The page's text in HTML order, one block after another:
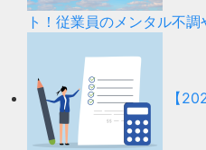
ト！従業員のメンタル不
【